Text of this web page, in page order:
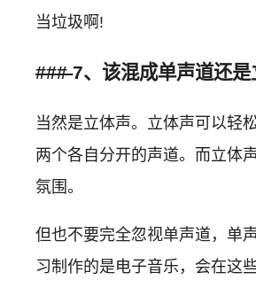
当垃圾啊!
###7、该混成单声道还
当然是立体声。立体声可以轻
两个各自分开的声道。而立体
氛围。
但也不要完全忽视单声道，单
习制作的是电子音乐，会在这